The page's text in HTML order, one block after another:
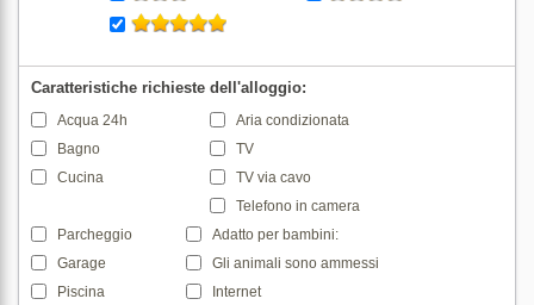
Caratteristiche richieste dell'alloggio:
Acqua 24h
Bagno
Cucina
Aria condizionata
TV
TV via cavo
Telefono in camera
Parcheggio
Garage
Piscina
Adatto per bambini:
Gli animali sono ammessi
Internet